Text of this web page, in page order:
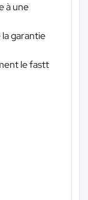
à une
garantie
le fastt